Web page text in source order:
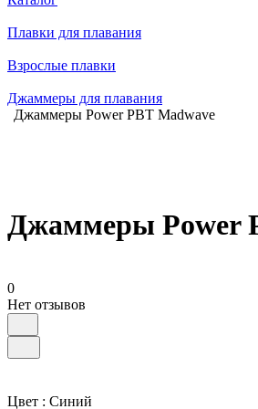
Плавки для плавания
Взрослые плавки
Джаммеры для плавания
Джаммеры Power PBT Madwave
Джаммеры Power
0
Нет отзывов
Цвет : Синий